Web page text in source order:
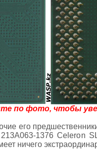
по фото, чтобы
его
1376 Celeron
ничего